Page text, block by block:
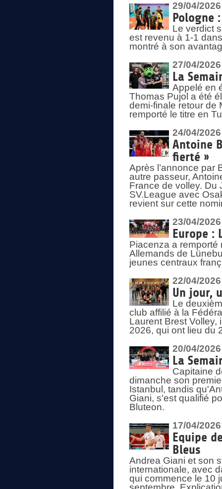
29/04/2026
Pologne
Le verdict
est revenu à 1-1
montré à son
27/04/2026
La
Appelé en
Thomas Pujol a été
demi-finale retour de
remporté le titre en
24/04/2026
Antoine
fierté »
Après l’annonce par
autre passeur,
France de volley. Du
SV.League avec
revient sur cette
23/04/2026
Europe :
Piacenza a remporté
Allemands de
jeunes centraux
22/04/2026
Un jour,
Le
club affilié à la
Laurent Brest Volley,
2026, qui ont lieu du
20/04/2026
La
Capitaine
dimanche son
Istanbul, tandis
Giani, s'est qualifié
Bluteon.
17/04/2026
Equipe
Bleus
Andrea Giani et son
internationale, avec
qui commence le 10